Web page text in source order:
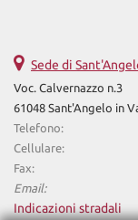
Sede di
Voc. Calvernazzo n.3
61048 Sant'Angelo in
Telefono:
Cellulare:
Fax:
Email:
Indicazioni stradali